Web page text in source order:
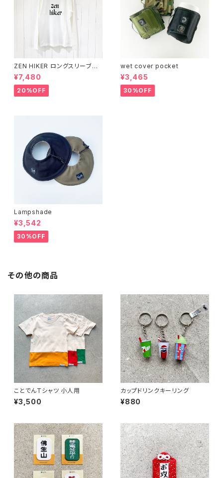
ZEN HIKER ロングスリーブシ
ャツ
¥7,480
20%OFF
wet cover pocket
¥3,465
30%OFF
Lampshade
¥3,542
30%OFF
その他の商品
ことでんTシャツ 小人用
¥3,500
カップドリンクキーリング
¥880